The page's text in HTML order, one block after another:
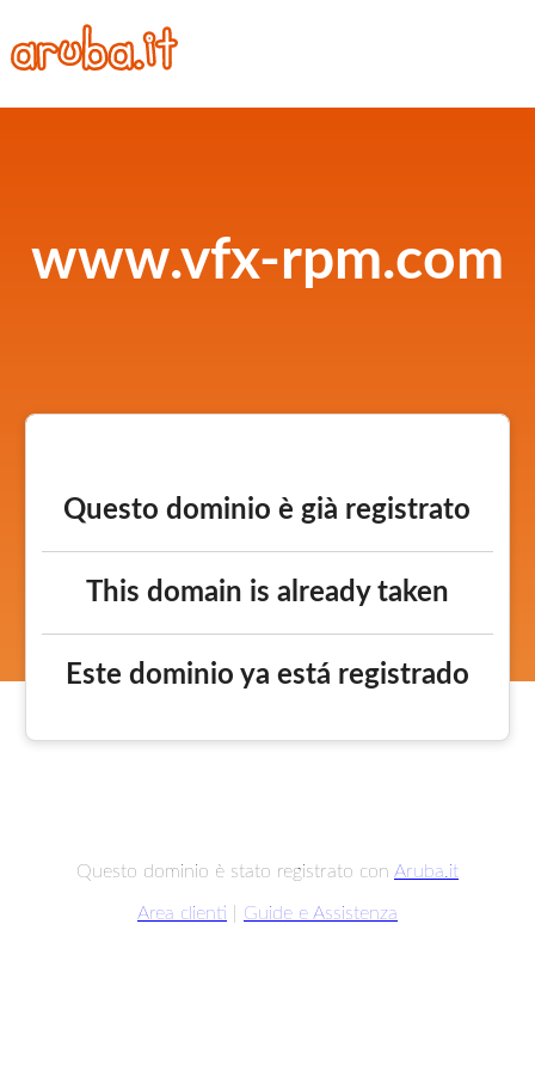
www.vfx-rpm.com
Questo dominio è già registrato
This domain is already taken
Este dominio ya está registrado
Questo dominio è stato registrato con Aruba.it
Area clienti Guide e Assistenza